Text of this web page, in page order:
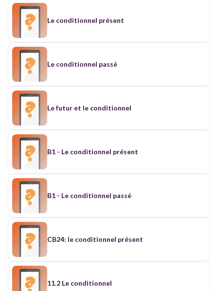
Le conditionnel présent
Le conditionnel passé
Le futur et le conditionnel
B1 - Le conditionnel présent
B1 - Le conditionnel passé
CB24: le conditionnel présent
11.2 Le conditionnel